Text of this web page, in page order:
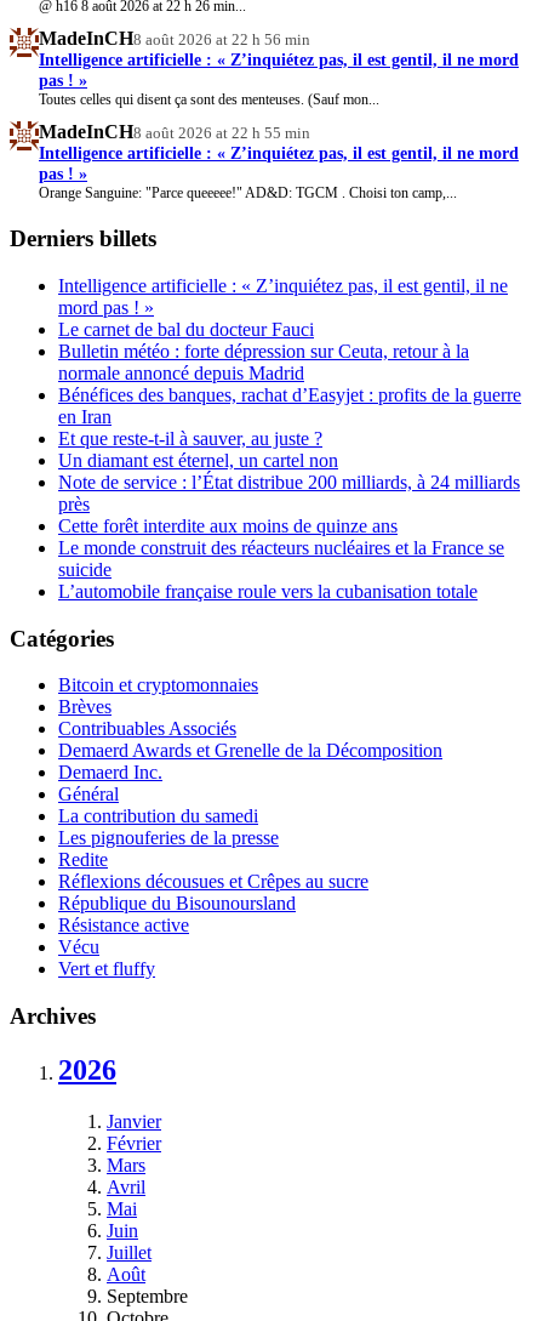
@ h16 8 août 2026 at 22 h 26 min...
MadeInCH8 août 2026 at 22 h 56 min
Intelligence artificielle : « Z’inquiétez pas, il est gentil, il ne mord
pas ! »
Toutes celles qui disent ça sont des menteuses. (Sauf mon...
MadeInCH8 août 2026 at 22 h 55 min
Intelligence artificielle : « Z’inquiétez pas, il est gentil, il ne mord
pas ! »
Orange Sanguine: "Parce queeeee!" AD&D: TGCM . Choisi ton camp,...
Derniers billets
Intelligence artificielle : « Z’inquiétez pas, il est gentil, il ne
mord pas ! »
Le carnet de bal du docteur Fauci
Bulletin météo : forte dépression sur Ceuta, retour à la
normale annoncé depuis Madrid
Bénéfices des banques, rachat d’Easyjet : profits de la guerre
en Iran
Et que reste-t-il à sauver, au juste ?
Un diamant est éternel, un cartel non
Note de service : l’État distribue 200 milliards, à 24 milliards
près
Cette forêt interdite aux moins de quinze ans
Le monde construit des réacteurs nucléaires et la France se
suicide
L’automobile française roule vers la cubanisation totale
Catégories
Bitcoin et cryptomonnaies
Brèves
Contribuables Associés
Demaerd Awards et Grenelle de la Décomposition
Demaerd Inc.
Général
La contribution du samedi
Les pignouferies de la presse
Redite
Réflexions décousues et Crêpes au sucre
République du Bisounoursland
Résistance active
Vécu
Vert et fluffy
Archives
2026
Janvier
Février
Mars
Avril
Mai
Juin
Juillet
Août
Septembre